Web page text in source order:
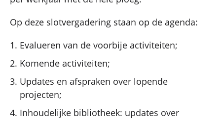
Op deze slotvergadering staan op de agenda:
Evalueren van de voorbije activiteiten;
Komende activiteiten;
Updates en afspraken over lopende
projecten;
Inhoudelijke bibliotheek: updates over